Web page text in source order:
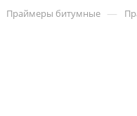
Праймеры битумные —